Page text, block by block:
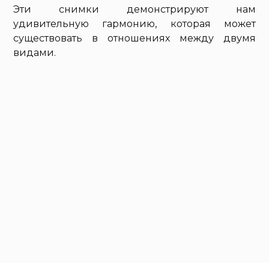
Эти снимки демонстрируют нам
удивительную гармонию, которая может
существовать в отношениях между двумя
видами.